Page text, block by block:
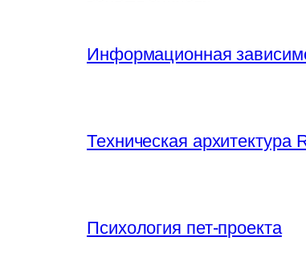
Информационная
Техническая архитектура
Психология пет-проекта